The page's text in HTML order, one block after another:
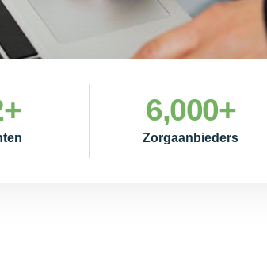
+
Zorgaanbieders
6,000+